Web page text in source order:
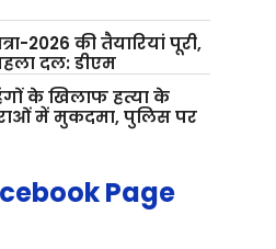
2026 की तैयारियां पूरी,
दल: डीएम
के खिलाफ हत्या के
में मुकदमा, पुलिस पर
Page